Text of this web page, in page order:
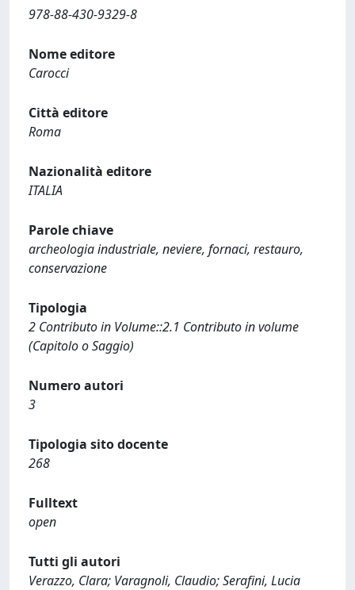
978-88-430-9329-8
Nome editore
Carocci
Città editore
Roma
Nazionalità editore
ITALIA
Parole chiave
archeologia industriale, neviere, fornaci, restauro,
conservazione
Tipologia
2 Contributo in Volume::2.1 Contributo in volume
(Capitolo o Saggio)
Numero autori
3
Tipologia sito docente
268
Fulltext
open
Tutti gli autori
Verazzo, Clara; Varagnoli, Claudio; Serafini, Lucia